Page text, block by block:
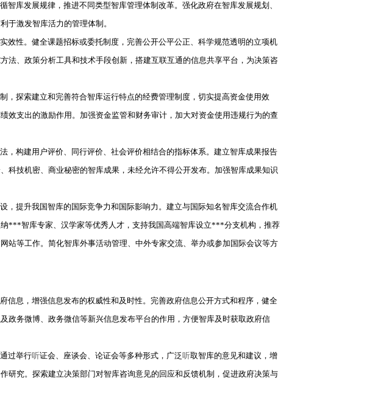
库发展规律，推进不同类型智库管理体制改革。强化政府在智库发展规划、
于激发智库活力的管理体制。
性。健全课题招标或委托制度，完善公开公平公正、科学规范透明的立项机
法、政策分析工具和技术手段创新，搭建互联互通的信息共享平台，为决策咨
探索建立和完善符合智库运行特点的经费管理制度，切实提高资金使用效
效支出的激励作用。加强资金监管和财务审计，加大对资金使用违规行为的查
构建用户评价、同行评价、社会评价相结合的指标体系。建立智库成果报告
科技机密、商业秘密的智库成果，未经允许不得公开发布。加强智库成果知识
提升我国智库的国际竞争力和国际影响力。建立与国际知名智库交流合作机
***智库专家、汉学家等优秀人才，支持我国高端智库设立***分支机构，推荐
站等工作。简化智库外事活动管理、中外专家交流、举办或参加国际会议等方
息，增强信息发布的权威性和及时性。完善政府信息公开方式和程序，健全
政务微博、政务微信等新兴信息发布平台的作用，方便智库及时获取政府信
过举行听证会、座谈会、论证会等多种形式，广泛听取智库的意见和建议，增
研究。探索建立决策部门对智库咨询意见的回应和反馈机制，促进政府决策与